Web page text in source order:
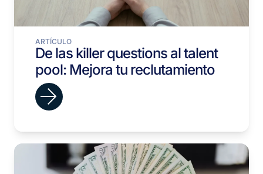
ARTÍCULO
De las killer questions al talent
pool: Mejora tu reclutamiento